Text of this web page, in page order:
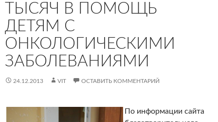
ТЫСЯЧ В ПОМОЩЬ
ДЕТЯМ С
ОНКОЛОГИЧЕСКИМИ
ЗАБОЛЕВАНИЯМИ
24.12.2013 VIT ОСТАВИТЬ КОММЕНТАРИЙ
По информации сайта